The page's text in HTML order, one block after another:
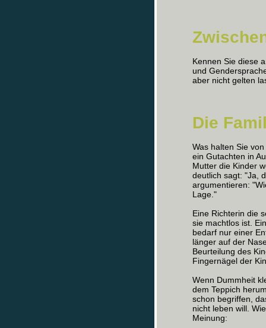
Kennen Sie diese
und
aber nicht gelten
Die
Was halten Sie
ein Gutachten in
Mutter die Kinder
deutlich sagt: "Ja,
argumentieren:
Lage."
Eine Richterin die
sie machtlos ist.
bedarf nur einer
länger auf der
Beurteilung des
Fingernägel der
Wenn Dummheit
dem Teppich
schon begriffen,
nicht leben will.
Meinung: